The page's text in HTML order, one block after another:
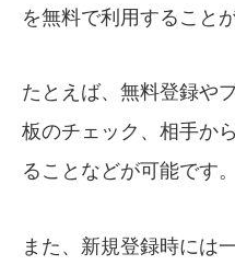
を無料で利用すること
たとえば、無料登録や
板のチェック、相手か
ることなどが可能です。
また、新規登録時には